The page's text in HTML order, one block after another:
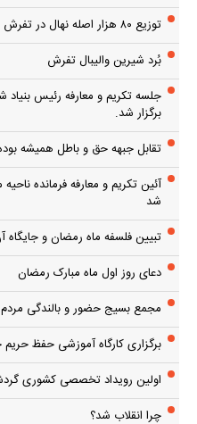
توزیع ۸۰ هزار اصله نهال در تفرش
بُرد شیرین والیبال تفرش
جلسه تکریم و معارفه رئیس بنیاد
برگزار شد.
تقابل جبهه حق و باطل همیشه
آئین تکریم و معارفه فرمانده
شد
تبیین فلسفه ماه رمضان و جایگاه
دعای روز اول ماه مبارک رمضان
مجمع بسیج حضور و بالندگی
برگزاری کارگاه آموزشی حفظ
اولین رویداد تخصصی کشوری
چرا انقلاب شد؟